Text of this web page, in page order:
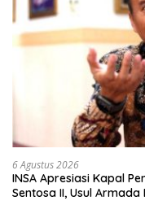
6 Agustus 2026
INSA Apresiasi Kapal
Sentosa II, Usul